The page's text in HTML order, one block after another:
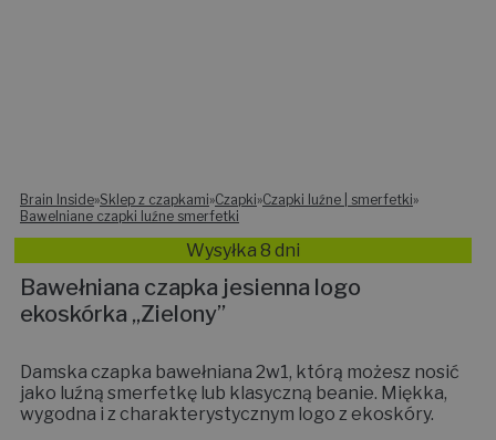
Brain Inside»Sklep z czapkami»Czapki»Czapki luźne | smerfetki»
Bawelniane czapki luźne smerfetki
Wysyłka 8 dni
Bawełniana czapka jesienna logo
ekoskórka „Zielony”
Damska czapka bawełniana 2w1, którą możesz nosić
jako luźną smerfetkę lub klasyczną beanie. Miękka,
wygodna i z charakterystycznym logo z ekoskóry.